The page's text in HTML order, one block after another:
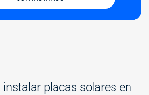
instalar placas solares en